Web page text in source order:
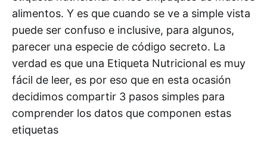
alimentos. Y es que cuando se ve a simple vista
puede ser confuso e inclusive, para algunos,
parecer una especie de código secreto. La
verdad es que una Etiqueta Nutricional es muy
fácil de leer, es por eso que en esta ocasión
decidimos compartir 3 pasos simples para
comprender los datos que componen estas
etiquetas